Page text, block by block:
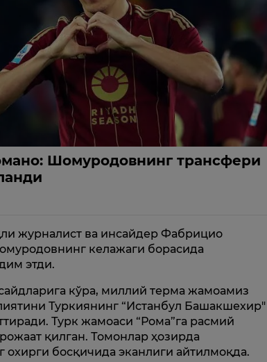
Шомуродовнинг трансфери
журналист ва инсайдер Фабрицио
келажаги борасида
этди.
кўра, миллий терма жамоамиз
Туркиянинг “Истанбул Башакшехир"
Турк жамоаси “Рома”га расмий
қилган. Томонлар ҳозирда
охирги босқичида эканлиги айтилмоқда.